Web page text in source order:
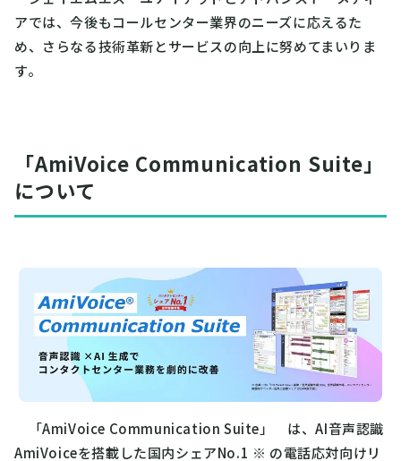
アでは、今後もコールセンター業界のニーズに応えるた
め、さらなる技術革新とサービスの向上に努めてまいりま
す。
「AmiVoice Communication Suite」
について
「AmiVoice Communication Suite」 は、AI音声認識
AmiVoiceを搭載した国内シェアNo.1 ※ の電話応対向けリ